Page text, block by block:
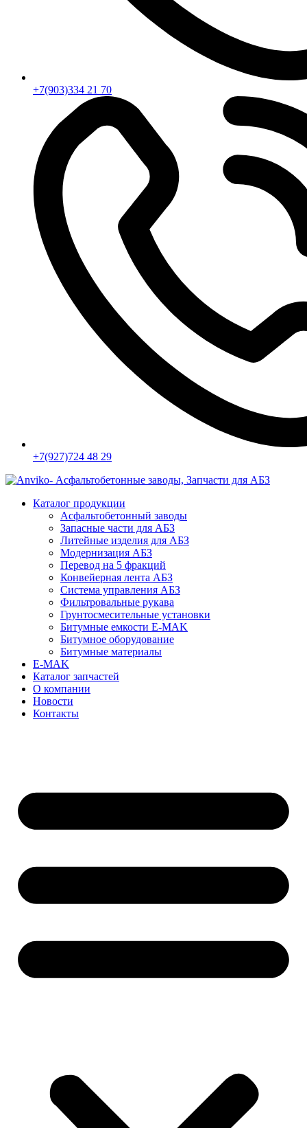
+7(903)334 21 70
+7(927)724 48 29
Каталог продукции
Асфальтобетонный заводы
Запасные части для АБЗ
Литейные изделия для АБЗ
Модернизация АБЗ
Перевод на 5 фракций
Конвейерная лента АБЗ
Система управления АБЗ
Фильтровальные рукава
Грунтосмесительные установки
Битумные емкости E-MAK
Битумное оборудование
Битумные материалы
E-MAK
Каталог запчастей
О компании
Новости
Контакты